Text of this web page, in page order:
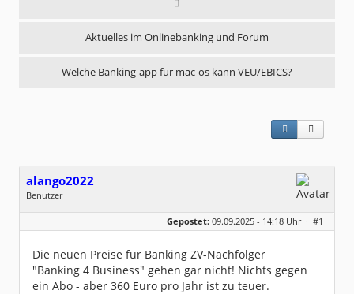
Aktuelles im Onlinebanking und Forum
Welche Banking-app für mac-os kann VEU/EBICS?
alango2022
Benutzer
Geschlecht:
keine Angabe
Dabei seit:
09 / 2022
Gepostet: 09.09.2025 - 14:18 Uhr · #1
Die neuen Preise für Banking ZV-Nachfolger
"Banking 4 Business" gehen gar nicht! Nichts gegen
ein Abo - aber 360 Euro pro Jahr ist zu teuer.